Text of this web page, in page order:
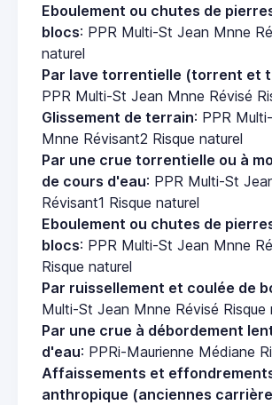
Eboulement ou chutes de
blocs: PPR Multi-St Jean Mnne
naturel
Par lave torrentielle (torrent et
PPR Multi-St Jean Mnne Révisé
Glissement de terrain: PPR
Mnne Révisant2 Risque naturel
Par une crue torrentielle ou à
de cours d'eau: PPR Multi-St
Révisant1 Risque naturel
Eboulement ou chutes de
blocs: PPR Multi-St Jean Mnne
Risque naturel
Par ruissellement et coulée de
Multi-St Jean Mnne Révisé Risque
Par une crue à débordement
d'eau: PPRi-Maurienne Médiane
Affaissements et
anthropique (anciennes